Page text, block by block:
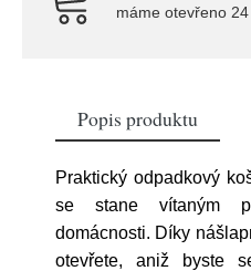
máme otevřeno
Popis produktu
Praktický odpadkový
se stane vítaným
domácnosti. Díky
otevřete, aniž byste